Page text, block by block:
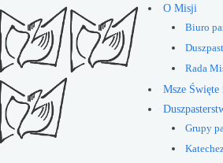
O Misji
Biuro
Rada
Msze Święte
Grupy